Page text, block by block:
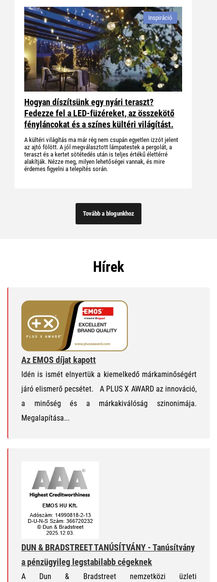
Inspiráció
Hogyan díszítsünk egy nyári teraszt?
Fedezze fel a LED-füzéreket, az összekötő
fényláncokat és a színes kültéri világítást.
A kültéri világítás ma már rég nem csupán egyetlen izzót jelent
az ajtó fölött. A jól megválasztott lámpatestek a pergolát, a
teraszt és a kertet sötétedés után is teljes értékű élettérré
alakítják. Nézze meg, milyen lehetőségei vannak, és mire
érdemes figyelni a telepítés során.
Tovább a blogunkhoz
Hírek
Az EMOS díjat kapott
Idén is ismét elnyertük a kiemelkedő márkaminőségért
járó elismerő pecsétet. A PLUS X AWARD az innováció,
a minőség és a márkakiválóság szinonimája.
Megalapítása...
DUN & BRADSTREET TANÚSÍTVÁNY - Tanúsítvány
a pénzügyileg legstabilabb cégeknek
A Dun & Bradstreet nemzetközi üzleti